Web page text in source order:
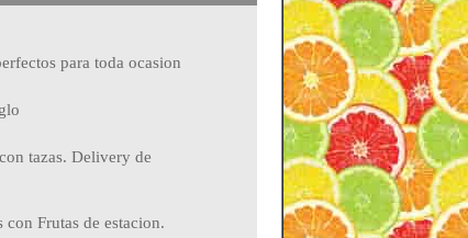
para toda ocasion
tazas. Delivery de
con Frutas de estacion.